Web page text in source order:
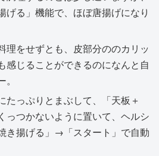
げる」機能で、ほぼ唐揚げになり
理をせずとも、皮部分ののカリッ
感じることができるのになんと自
たっぷりとまぶして、「天板＋
っつかないように置いて、ヘルシ
き揚げる」→「スタート」で自動